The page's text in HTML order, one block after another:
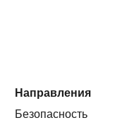
Направления
Безопасность